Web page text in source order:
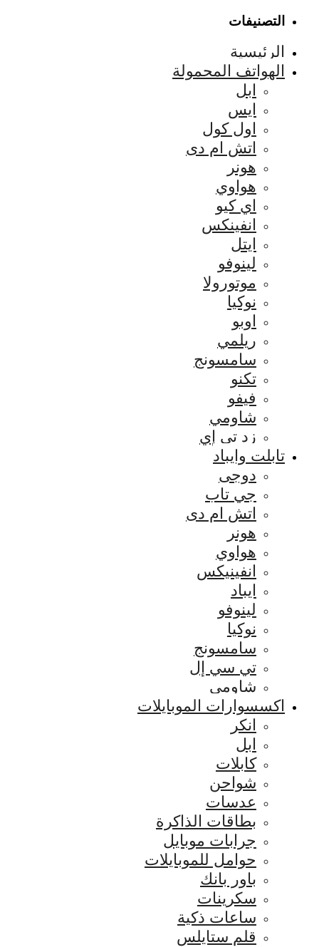
التصنيفات
الرئيسية
الهواتف المحمولة
ابل
ايس
اول كول
اتش ام دى
هونر
هواوي
اي كيو
انفينكس
ايتل
لينوفو
موتورولا
نوكيا
اوبو
ريلمي
سامسونج
تكنو
فيفو
شاومي
زد تي إي
تابلت وايباد
دوجى
جي تاب
اتش ام دى
هونر
هواوي
انفينيكس
ايباد
لينوفو
نوكيا
سامسونج
تي سي إل
شاومي
اكسسوارات الموبايلات
انكر
ابل
كابلات
شواحن
عدسات
بطاقات الذاكرة
جرابات موبايل
حوامل للموبايلات
باور بانك
سكرينات
ساعات ذكية
قلم ستايلس